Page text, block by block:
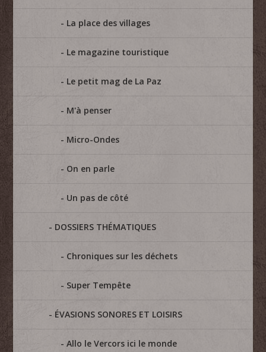
La place des villages
Le magazine touristique
Le petit mag de La Paz
M'à penser
Micro-Ondes
On en parle
Un pas de côté
DOSSIERS THÉMATIQUES
Chroniques sur les déchets
Super Tempête
ÉVASIONS SONORES ET LOISIRS
Allo le Vercors ici le monde